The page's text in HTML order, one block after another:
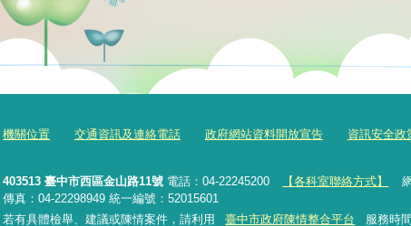
機關位置 交通資訊及連絡電話 政府網站資料開放宣告 資訊安全政
403513 臺中市西區金山路11號 電話：04-22245200 【各科室聯絡方式】
傳真：04-22298949 統一編號：52015601
若有具體檢舉、建議或陳情案件，請利用
臺中市政府陳情整合平台 服務時